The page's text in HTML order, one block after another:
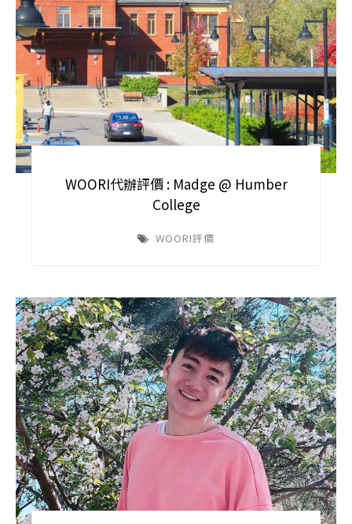
WOORI代辦評價 : Madge @ Humber
College
WOORI評價